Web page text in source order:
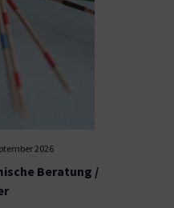
2026
Beratung /